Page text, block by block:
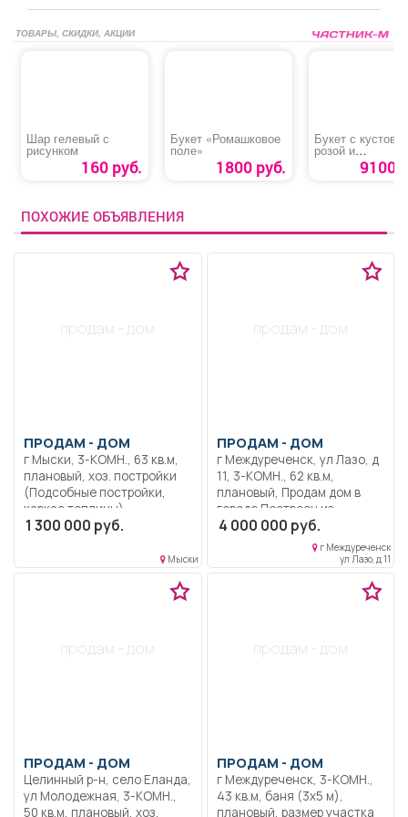
ТОВАРЫ, СКИДКИ, АКЦИИ
Шар гелевый с
рисунком
160 руб.
Букет «Ромашковое
поле»
1800 руб.
Букет с кустовой
розой и
альстромерией
9100
ПОХОЖИЕ ОБЪЯВЛЕНИЯ
продам - дом
ПРОДАМ - ДОМ
г Мыски, 3-КОМН., 63 кв.м,
плановый, хоз. постройки
(Подсобные постройки,
каркас теплицы),
насаждения (Вишня),
профлист, окна
пластиковые, центральное
1 300 000 руб.
Мыски
продам - дом
ПРОДАМ - ДОМ
г Междуреченск, ул Лазо, д
11, 3-КОМН., 62 кв.м,
плановый, Продам дом в
городе.Построен из
кедрового бруса 150×150,
хорошо утеплен и обшит
сайдингом. Толщина стен
60 см. В доме установлен
импортный чугунный котел
Есть возможность
4 000 000 руб.
г Междуреченск
ул Лазо, д 11
продам - дом
ПРОДАМ - ДОМ
Целинный р-н, село Еланда,
ул Молодежная, 3-КОМН.,
50 кв.м, плановый, хоз.
продам - дом
ПРОДАМ - ДОМ
г Междуреченск, 3-КОМН.,
43 кв.м, баня (3х5 м),
плановый, размер участка